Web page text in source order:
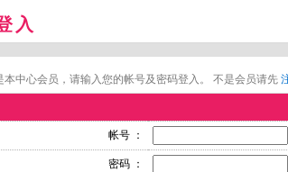
入
本中心会员，请输入您的帐号及密码登入。 不是会员请先
帐号 ：
密码 ：